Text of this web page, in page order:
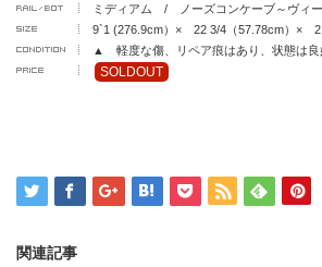
ミディアム / ノーズコンケーブ～ヴィー
9`1 (276.9cm）× 22 3/4（57.78cm）× 2
▲ 軽度な傷、リペア痕はあり、状態は良
SOLDOUT
関連記事